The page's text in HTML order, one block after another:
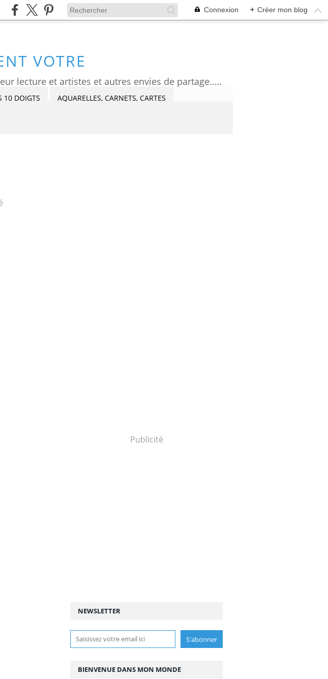
Connexion + Créer mon blog
VOTRE
découvrez mes aquarelles, mes tutoriels, mes coups de coeur lecture et artistes et autres envies de partage....Céline Castaingt-T.
10 DOIGTS AQUARELLES, CARNETS, CARTES
Publicité
NEWSLETTER
BIENVENUE DANS MON MONDE